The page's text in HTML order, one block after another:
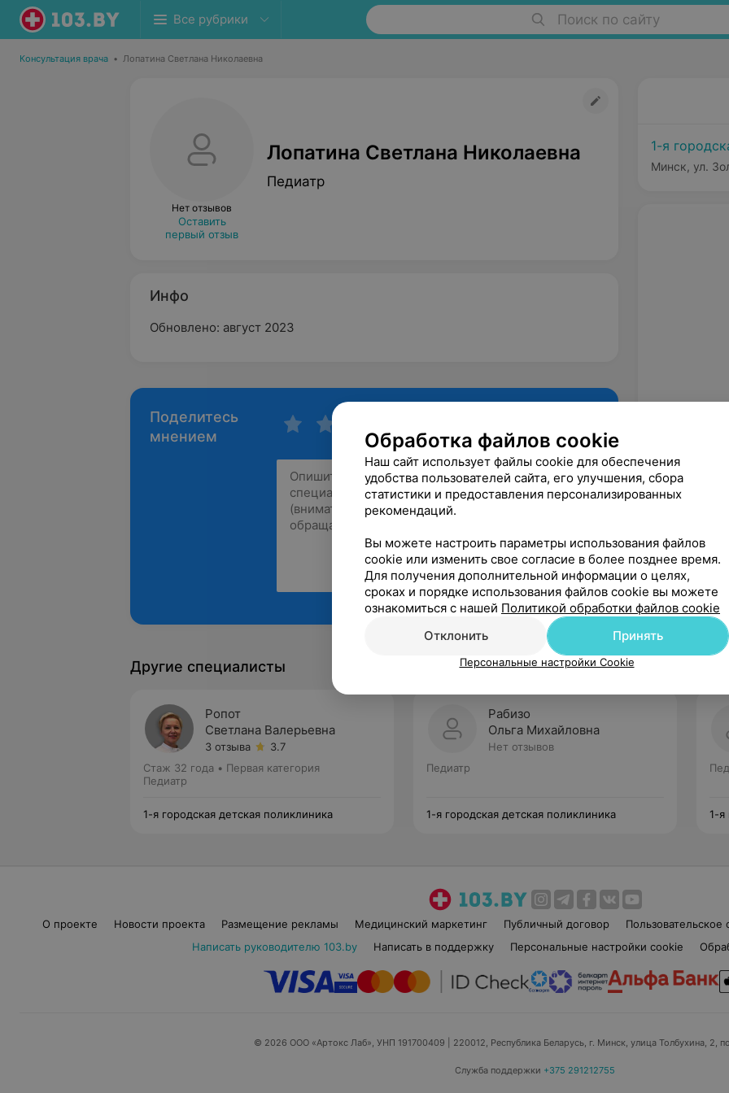
Все рубрики Поиск по сайту
Консультация врача • Лопатина Светлана Николаевна
Нет отзывов
Оставить
первый отзыв
Лопатина Светлана Николаевна
Педиатр
Инфо
Обновлено: август 2023
Поделитесь
мнением
Рекомендую
1-я
Минск, ул.
Другие специалисты
Ропот
Светлана Валерьевна
3 отзыва
3.7
Стаж 32 года • Первая категория
Педиатр
1-я городская детская поликлиника
Рабизо
Ольга Михайловна
Нет отзывов
Педиатр
1-я городская детская поликлиника 1-я
О проекте Новости проекта Размещение рекламы Медицинский маркетинг Публичный договор Пользовательское
Написать руководителю 103.by
Написать в поддержку Персональные настройки cookie
© 2026 ООО «Артокс Лаб», УНП 191700409 | 220012, Республика Беларусь, г. Минск, улица Толбухина, 2,
Служба поддержки +375 291212755
Обработка файлов cookie
Наш сайт использует файлы cookie для обеспечения
удобства пользователей сайта, его улучшения, сбора
статистики и предоставления персонализированных
рекомендаций.
Вы можете настроить параметры использования файлов
cookie или изменить свое согласие в более позднее время.
Для получения дополнительной информации о целях,
сроках и порядке использования файлов cookie вы можете
ознакомиться с нашей Политикой обработки файлов cookie
Отклонить
Принять
Персональные настройки Cookie